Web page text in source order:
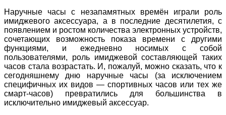
Наручные часы с незапамятных времён играли роль
имиджевого аксессуара, а в последние десятилетия, с
появлением и ростом количества электронных устройств,
сочетающих возможность показа времени с другими
функциями, и ежедневно носимых с собой
пользователями, роль имиджевой составляющей таких
часов стала возрастать. И, пожалуй, можно сказать, что к
сегодняшнему дню наручные часы (за исключением
специфичных их видов — спортивных часов или тех же
смарт-часов) превратились для большинства в
исключительно имиджевый аксессуар.